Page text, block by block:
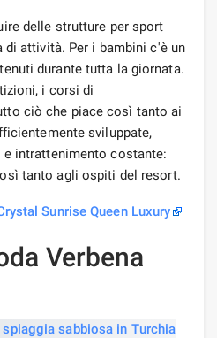
delle strutture per sport
attività. Per i bambini c'è un
durante tutta la giornata.
i corsi di
ciò che piace così tanto ai
sviluppate,
intrattenimento costante:
tanto agli ospiti del resort.
Sunrise Queen Luxury
Verbena